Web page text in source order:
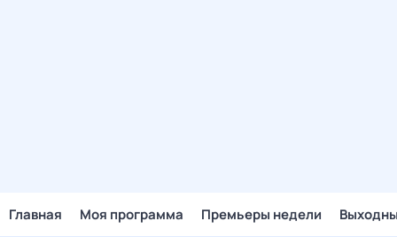
Главная Моя программа Премьеры недели